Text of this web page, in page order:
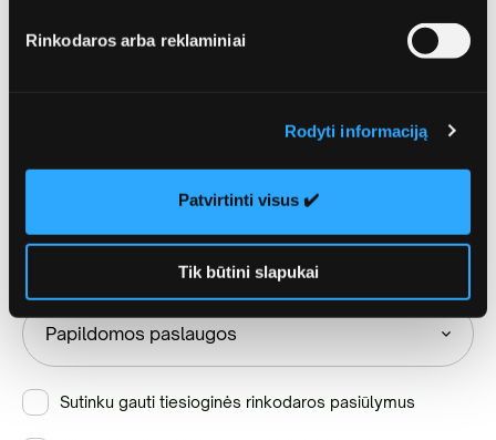
Rinkodaros arba reklaminiai
Rodyti informaciją
Patvirtinti visus ✔️
Tik būtini slapukai
Papildomos paslaugos
Sutinku gauti tiesioginės rinkodaros pasiūlymus